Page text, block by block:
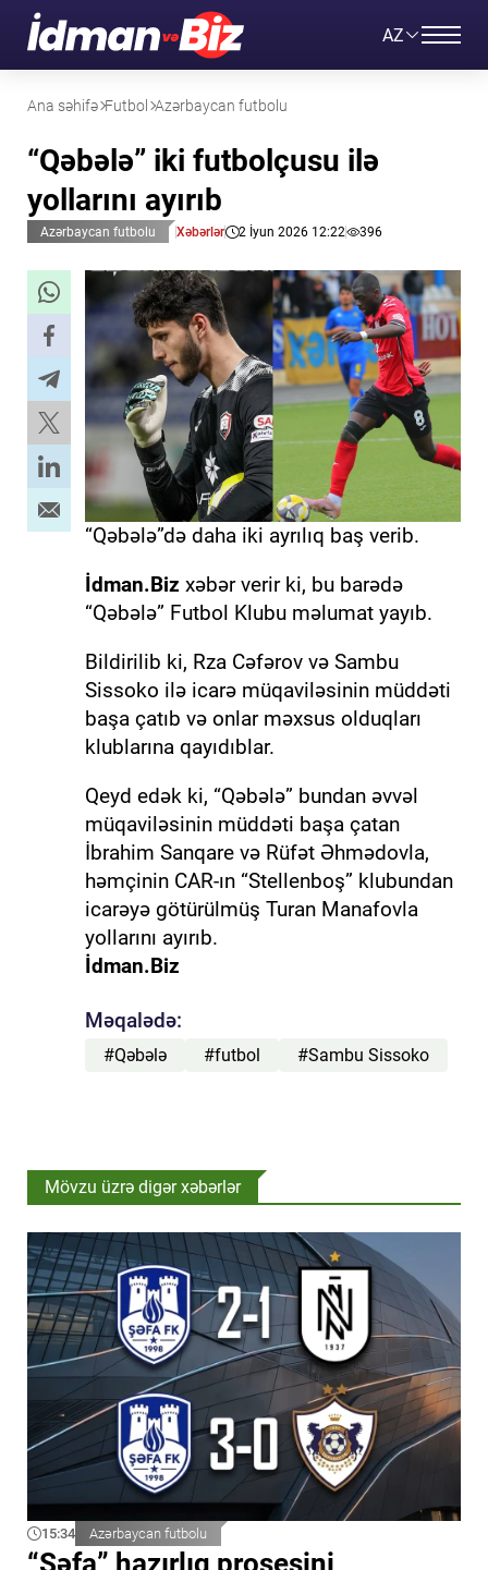
AZ
Ana səhifə Futbol Azərbaycan futbolu
“Qəbələ” iki futbolçusu ilə
yollarını ayırıb
Azərbaycan futbolu Xəbərlər 2 İyun 2026 12:22 396
“Qəbələ”də daha iki ayrılıq baş verib.
İdman.Biz xəbər verir ki, bu barədə
“Qəbələ” Futbol Klubu məlumat yayıb.
Bildirilib ki, Rza Cəfərov və Sambu
Sissoko ilə icarə müqaviləsinin müddəti
başa çatıb və onlar məxsus olduqları
klublarına qayıdıblar.
Qeyd edək ki, “Qəbələ” bundan əvvəl
müqaviləsinin müddəti başa çatan
İbrahim Sanqare və Rüfət Əhmədovla,
həmçinin CAR-ın “Stellenboş” klubundan
icarəyə götürülmüş Turan Manafovla
yollarını ayırıb.
İdman.Biz
Məqalədə:
#Qəbələ #futbol #Sambu Sissoko
Mövzu üzrə digər xəbərlər
15:34 Azərbaycan futbolu